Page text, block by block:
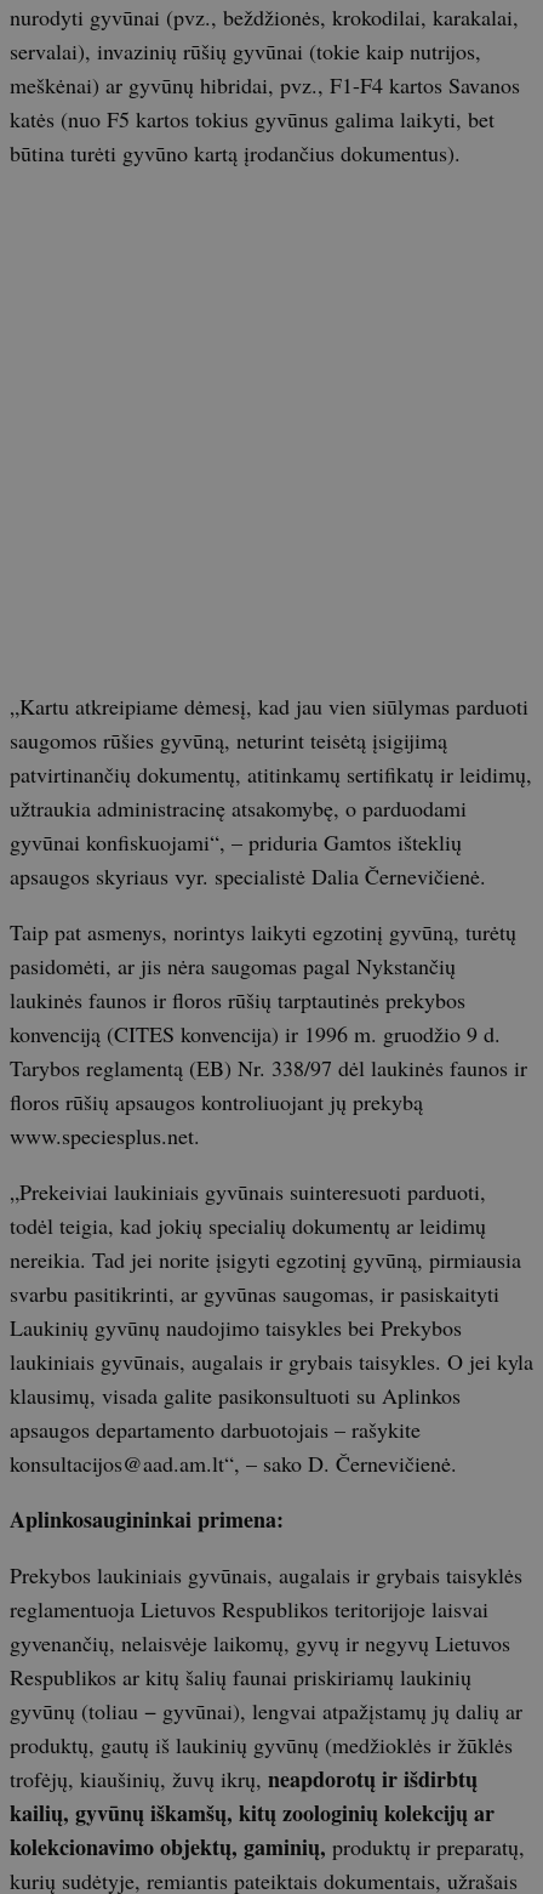
nurodyti gyvūnai (pvz., beždžionės, krokodilai, karakalai,
servalai), invazinių rūšių gyvūnai (tokie kaip nutrijos,
meškėnai) ar gyvūnų hibridai, pvz., F1-F4 kartos Savanos
katės (nuo F5 kartos tokius gyvūnus galima laikyti, bet
būtina turėti gyvūno kartą įrodančius dokumentus).
„Kartu atkreipiame dėmesį, kad jau vien siūlymas parduoti
saugomos rūšies gyvūną, neturint teisėtą įsigijimą
patvirtinančių dokumentų, atitinkamų sertifikatų ir leidimų,
užtraukia administracinę atsakomybę, o parduodami
gyvūnai konfiskuojami“, – priduria Gamtos išteklių
apsaugos skyriaus vyr. specialistė Dalia Černevičienė.
Taip pat asmenys, norintys laikyti egzotinį gyvūną, turėtų
pasidomėti, ar jis nėra saugomas pagal Nykstančių
laukinės faunos ir floros rūšių tarptautinės prekybos
konvenciją (CITES konvencija) ir 1996 m. gruodžio 9 d.
Tarybos reglamentą (EB) Nr. 338/97 dėl laukinės faunos ir
floros rūšių apsaugos kontroliuojant jų prekybą
www.speciesplus.net.
„Prekeiviai laukiniais gyvūnais suinteresuoti parduoti,
todėl teigia, kad jokių specialių dokumentų ar leidimų
nereikia. Tad jei norite įsigyti egzotinį gyvūną, pirmiausia
svarbu pasitikrinti, ar gyvūnas saugomas, ir pasiskaityti
Laukinių gyvūnų naudojimo taisykles bei Prekybos
laukiniais gyvūnais, augalais ir grybais taisykles. O jei kyla
klausimų, visada galite pasikonsultuoti su Aplinkos
apsaugos departamento darbuotojais – rašykite
konsultacijos@aad.am.lt“, – sako D. Černevičienė.
Aplinkosaugininkai primena:
Prekybos laukiniais gyvūnais, augalais ir grybais taisyklės
reglamentuoja Lietuvos Respublikos teritorijoje laisvai
gyvenančių, nelaisvėje laikomų, gyvų ir negyvų Lietuvos
Respublikos ar kitų šalių faunai priskiriamų laukinių
gyvūnų (toliau − gyvūnai), lengvai atpažįstamų jų dalių ar
produktų, gautų iš laukinių gyvūnų (medžioklės ir žūklės
trofėjų, kiaušinių, žuvų ikrų, neapdorotų ir išdirbtų
kailių, gyvūnų iškamšų, kitų zoologinių kolekcijų ar
kolekcionavimo objektų, gaminių, produktų ir preparatų,
kurių sudėtyje, remiantis pateiktais dokumentais, užrašais